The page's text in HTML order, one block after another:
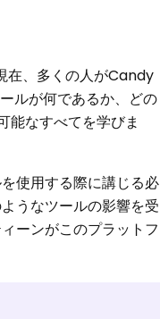
在、多くの人がCandy
ルが何であるか、どの
能なすべてを学びま
使用する際に講じる必
うなツールの影響を受
ーンがこのプラットフ